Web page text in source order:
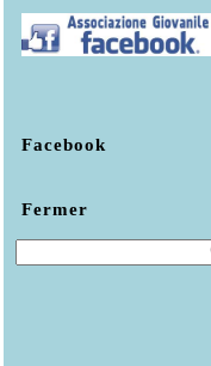
Facebook
Fermer